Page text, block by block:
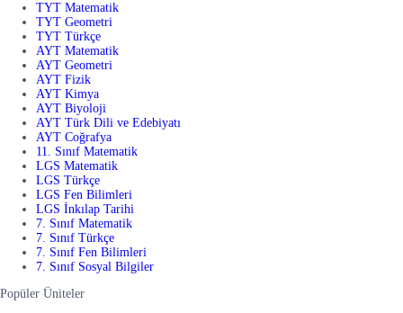
TYT Matematik
TYT Geometri
TYT Türkçe
AYT Matematik
AYT Geometri
AYT Fizik
AYT Kimya
AYT Biyoloji
AYT Türk Dili ve Edebiyatı
AYT Coğrafya
11. Sınıf Matematik
LGS Matematik
LGS Türkçe
LGS Fen Bilimleri
LGS İnkılap Tarihi
7. Sınıf Matematik
7. Sınıf Türkçe
7. Sınıf Fen Bilimleri
7. Sınıf Sosyal Bilgiler
Popüler Üniteler